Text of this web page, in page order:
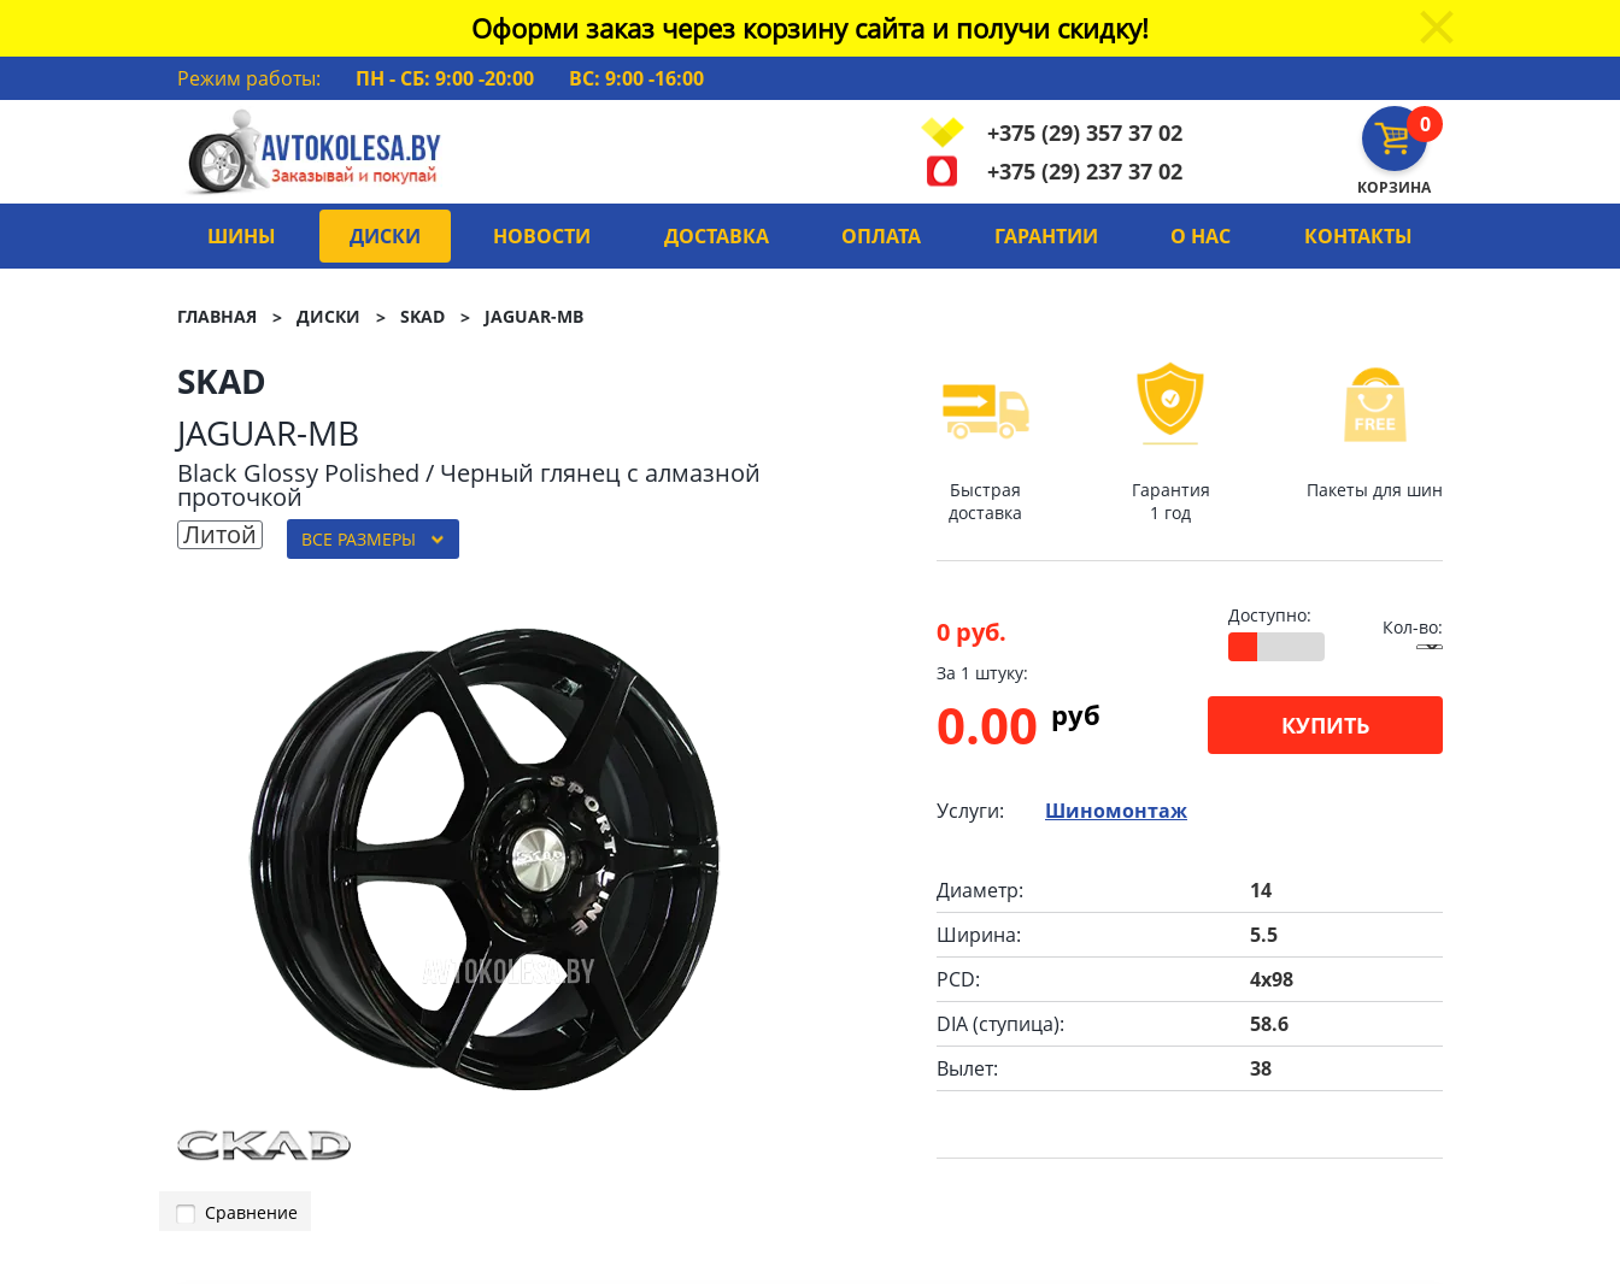
Оформи заказ через корзину сайта и получи скидку!
Режим работы: ПН - СБ: 9:00 -20:00
ВС: 9:00 -16:00
0
КОРЗИНА
+375 (29) 357 37 02
+375 (29) 237 37 02
ШИНЫ ДИСКИ НОВОСТИ ДОСТАВКА ОПЛАТА ГАРАНТИИ О НАС КОНТАКТЫ
ГЛАВНАЯ ДИСКИ SKAD JAGUAR-MB
SKAD
JAGUAR-MB
Black Glossy Polished / Черный глянец с алмазной
проточкой
Литой
ВСЕ РАЗМЕРЫ
Сравнение
Быстрая
доставка
Гарантия
1 год
Пакеты для шин
0 руб.
Доступно:
Кол-во:
За 1 штуку:
0.00 pуб КУПИТЬ
Услуги: Шиномонтаж
Диаметр:
14
Ширина:
5.5
PCD:
4x98
DIA (ступица):
58.6
Вылет:
38